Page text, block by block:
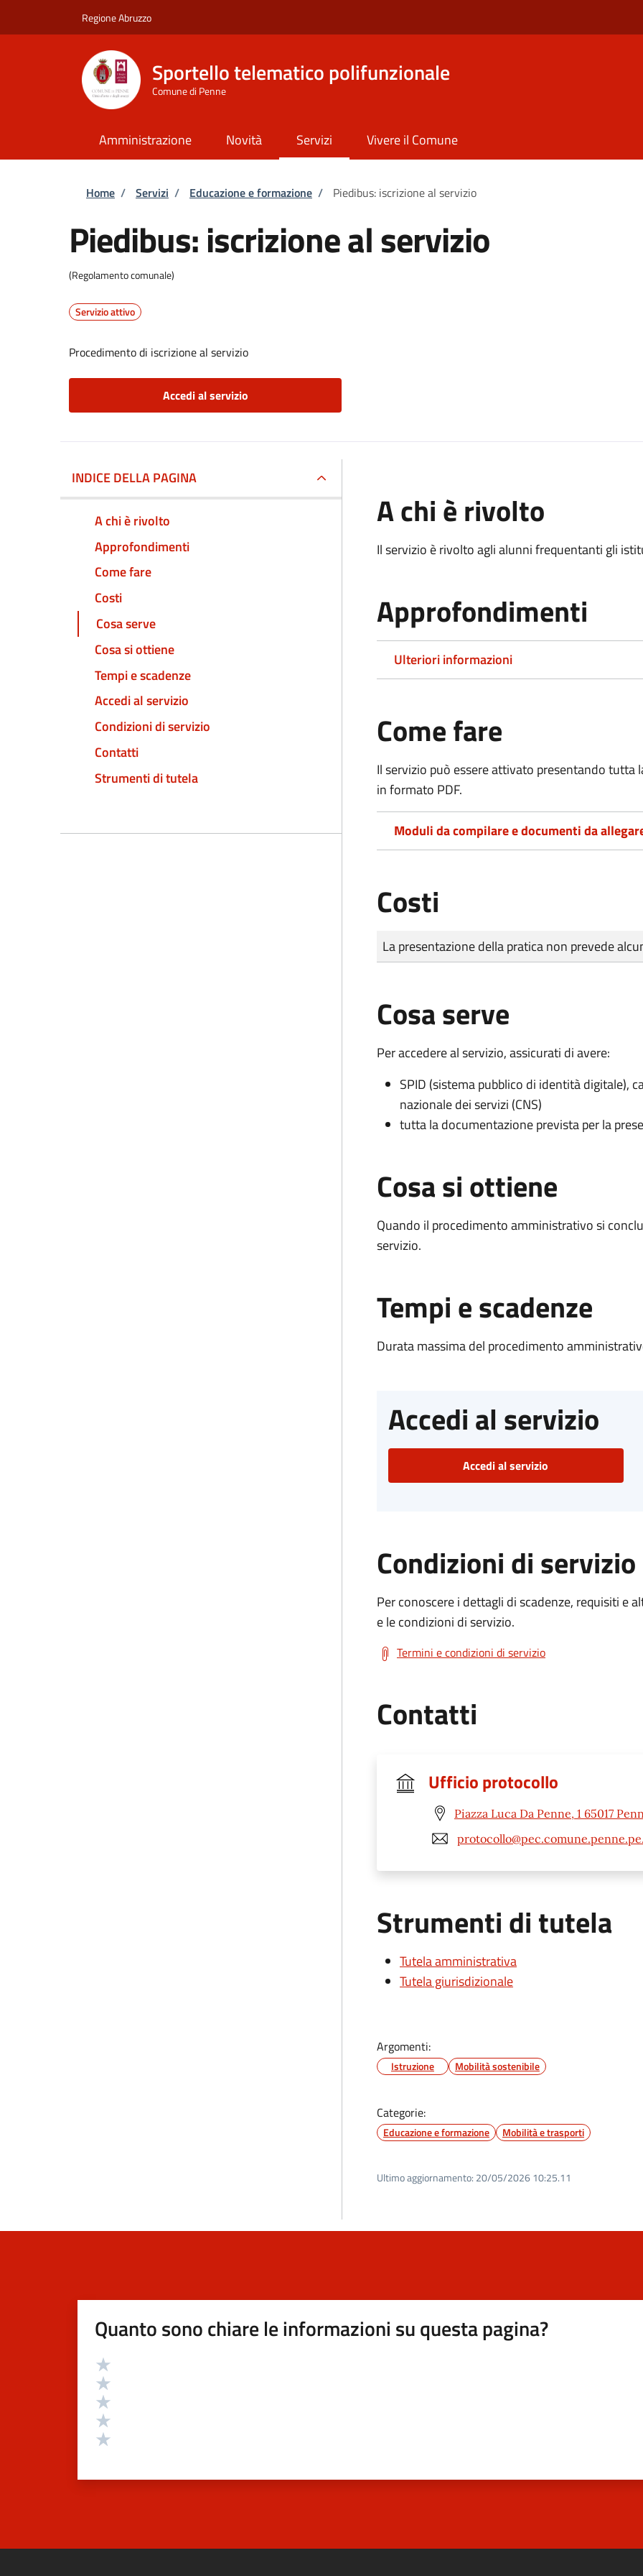
Regione Abruzzo
Sportello telematico polifunzionale
Comune di Penne
Amministrazione Novità Servizi Vivere il Comune
Briciole di pane
Home / Servizi / Educazione e formazione / Piedibus: iscrizione al servizio
Piedibus: iscrizione al servizio
(Regolamento comunale)
Servizio attivo
Procedimento di iscrizione al servizio
Accedi al servizio
INDICE DELLA PAGINA
A chi è rivolto
Approfondimenti
Come fare
Costi
Cosa serve
Cosa si ottiene
Tempi e scadenze
Accedi al servizio
Condizioni di servizio
Contatti
Strumenti di tutela
A chi è rivolto
Il servizio è rivolto agli alunni frequentanti gli
Approfondimenti
Ulteriori informazioni
Come fare
Il servizio può essere attivato presentando
in formato PDF.
Moduli da compilare e documenti da
Costi
Tipo di pagamento
Importo
La presentazione della pratica non prevede
Cosa serve
Per accedere al servizio, assicurati di avere:
SPID (sistema pubblico di identità digitale),
nazionale dei servizi (CNS)
tutta la documentazione prevista per la
Cosa si ottiene
Quando il procedimento amministrativo si
servizio.
Tempi e scadenze
Durata massima del procedimento
Accedi al servizio
Accedi al servizio
Condizioni di servizio
Per conoscere i dettagli di scadenze, requisiti e
e le condizioni di servizio.
Termini e condizioni di servizio
Contatti
Ufficio protocollo
Piazza Luca Da Penne, 1 65017
Strumenti di tutela
Tutela amministrativa
Tutela giurisdizionale
Argomenti:
Istruzione Mobilità sostenibile
Categorie:
Educazione e formazione Mobilità e trasporti
Ultimo aggiornamento: 20/05/2026 10:25.11
Quanto sono chiare le informazioni su questa pagina?
Valutazione